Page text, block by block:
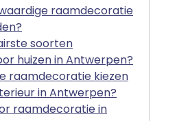
raamdecoratie
soorten
huizen in Antwerpen?
raamdecoratie kiezen
in Antwerpen?
raamdecoratie in